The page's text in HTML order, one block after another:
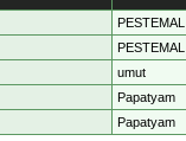
PESTEMAL
PESTEMAL
umut
Papatyam
Papatyam